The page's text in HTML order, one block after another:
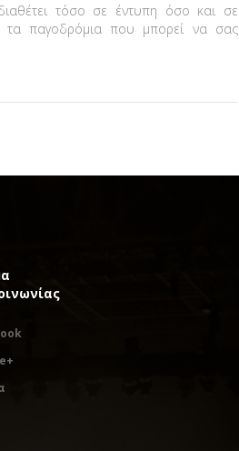
τόσο σε έντυπη όσο και σε
τα παγοδρόμια που μπορεί να σας